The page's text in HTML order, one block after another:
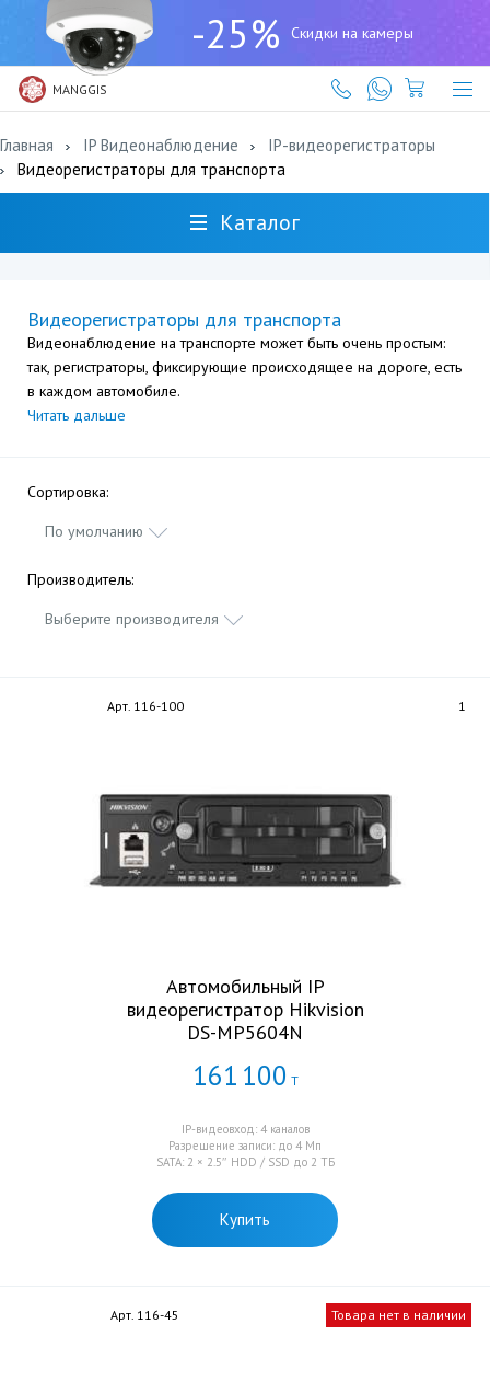
-25% Скидки на камеры
MANGGIS
(727)
317-
61-
61
Главная IP Видеонаблюдение
IP-видеорегистраторы
Видеорегистраторы для транспорта
Каталог
Видеорегистраторы для транспорта
Видеонаблюдение на транспорте может быть очень простым:
так, регистраторы, фиксирующие происходящее на дороге, есть
в каждом автомобиле.
Читать дальше
Сортировка:
По умолчанию
Производитель:
Выберите производителя
Арт. 116-100 1
Автомобильный IP
видеорегистратор Hikvision
DS-MP5604N
161 100 Т
IP-видеовход: 4 каналов
Разрешение записи: до 4 Mп
SATA: 2 × 2.5″ HDD / SSD до 2 ТБ
Купить
Арт. 116-45 Товара нет в наличии